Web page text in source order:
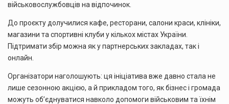
військовослужбовців на відпочинок.
До проєкту долучилися кафе, ресторани, салони краси, клініки,
магазини та спортивні клуби у кількох містах України.
Підтримати збір можна як у партнерських закладах, так і
онлайн.
Організатори наголошують: ця ініціатива вже давно стала не
лише сезонною акцією, а й прикладом того, як бізнес і громада
можуть об’єднуватися навколо допомоги військовим та їхнім